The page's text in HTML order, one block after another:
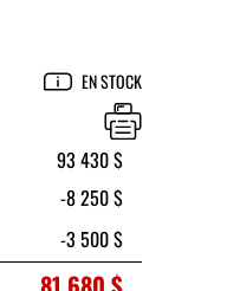
EN STOCK
93 430 $
-8 250 $
-3 500 $